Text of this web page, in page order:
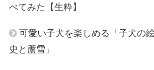
べてみた【生粋】
可愛い子犬を楽しめる「子犬の
史と蘆雪」